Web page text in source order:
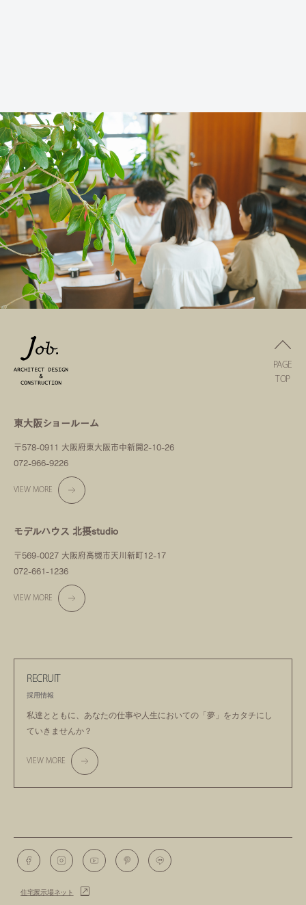
東大阪ショールーム
〒578-0911 大阪府東大阪市中新開2-10-26
072-966-9226
VIEW MORE
モデルハウス 北摂studio
〒569-0027 大阪府高槻市天川新町12-17
072-661-1236
VIEW MORE
RECRUIT
採用情報
私達とともに、あなたの仕事や人生においての 「夢」をカタチにし
ていきませんか？
VIEW MORE
PAGE
TOP
住宅展示場ネット